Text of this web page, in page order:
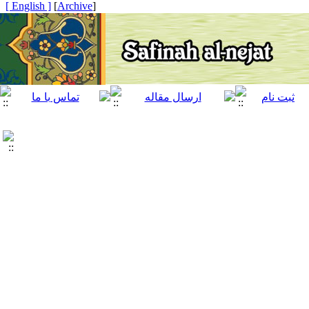
[
Archive
]
[ English ]